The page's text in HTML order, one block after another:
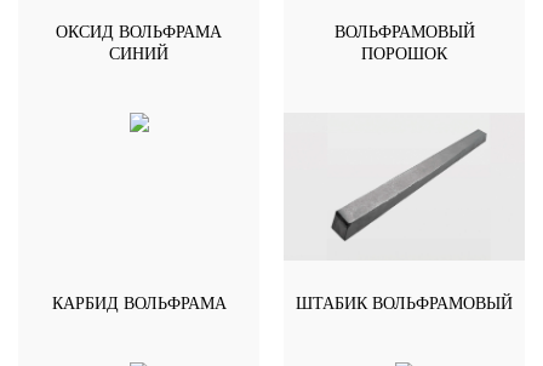
ОКСИД ВОЛЬФРАМА
СИНИЙ
ВОЛЬФРАМОВЫЙ
ПОРОШОК
КАРБИД ВОЛЬФРАМА ШТАБИК ВОЛЬФРАМОВЫЙ